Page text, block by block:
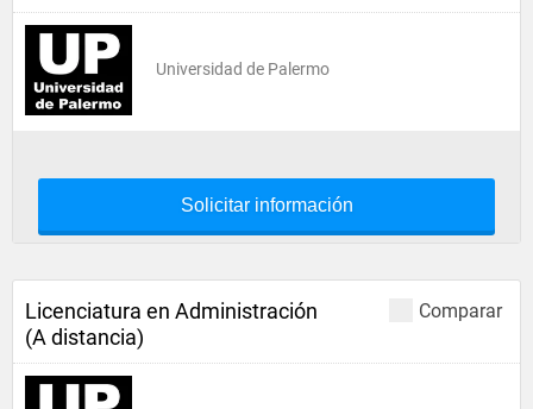
Universidad de Palermo
Solicitar información
Comparar
Licenciatura en Administración
(A distancia)